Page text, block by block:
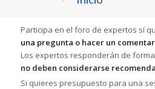
Participa en el foro de expertos sí
una pregunta o hacer un
Los expertos responderán de
no deben considerarse
Si quieres presupuesto para una